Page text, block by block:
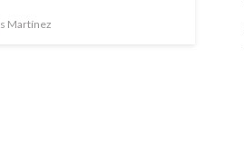
Martínez